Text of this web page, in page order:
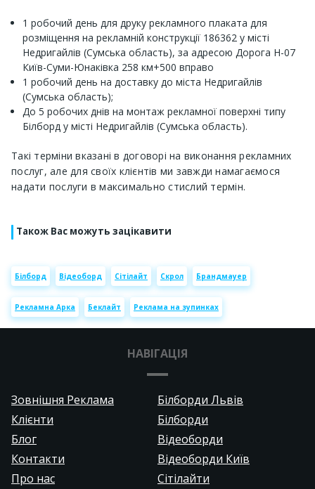
1 робочий день для друку рекламного плаката для
розміщення на рекламній конструкції 186362 у місті
Недригайлів (Сумська область), за адресою Дорога Н-07
Київ-Суми-Юнаківка 258 км+500 вправо
1 робочий день на доставку до міста Недригайлів
(Сумська область);
До 5 робочих днів на монтаж рекламної поверхні типу
Білборд у місті Недригайлів (Сумська область).
Такі терміни вказані в договорі на виконання рекламних
послуг, але для своїх клієнтів ми завжди намагаємося
надати послуги в максимально стислий термін.
Також Вас можуть зацікавити
Білборд Відеоборд Сітілайт Скрол Брандмауер
Рекламна Арка Беклайт Реклама на зупинках
НАВІГАЦІЯ
Зовнішня Реклама
Білборди Львів
Клієнти
Білборди
Блог
Відеоборди
Контакти
Відеоборди Київ
Про нас
Сітілайти